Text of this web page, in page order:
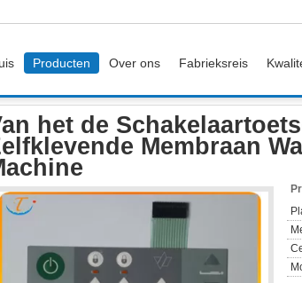
Producten Over ons Fabrieksreis
het de
Membraan